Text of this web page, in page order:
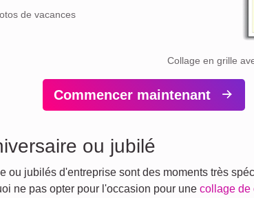
de vacances
Collage en grille
Commencer maintenant
ou jubilé
ou jubilés d'entreprise sont des moments très
ne pas opter pour l'occasion pour une collage de